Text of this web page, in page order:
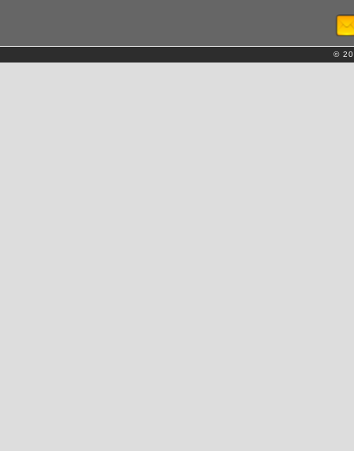
©